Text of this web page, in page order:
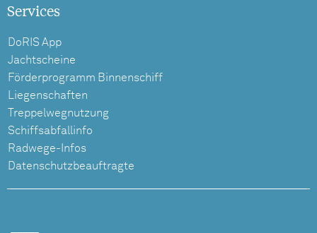
Services
DoRIS App
Jachtscheine
Förderprogramm Binnenschiff
Liegenschaften
Treppelwegnutzung
Schiffsabfallinfo
Radwege-Infos
Datenschutzbeauftragte